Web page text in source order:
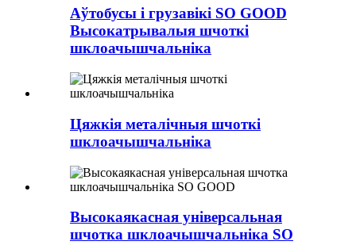
Аўтобусы і грузавікі SO GOOD
Высокатрывалыя шчоткі
шклоачышчальніка
Цяжкія металічныя шчоткі
шклоачышчальніка
Высокаякасная універсальная
шчотка шклоачышчальніка SO